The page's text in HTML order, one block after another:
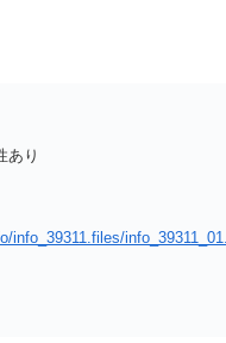
あり
info_39311.files/